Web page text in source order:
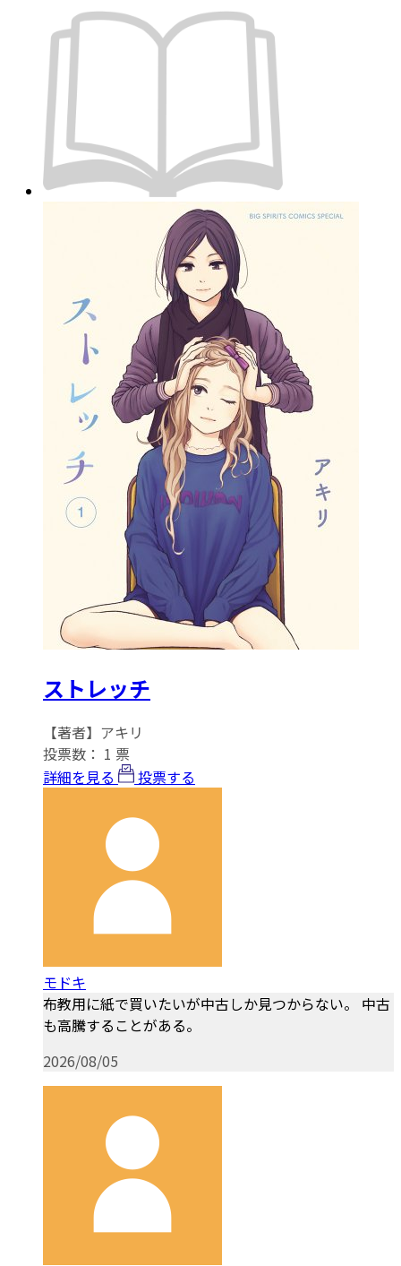
ストレッチ
【著者】アキリ
投票数： 1 票
詳細を見る
投票する
モドキ
布教用に紙で買いたいが中古しか見つからない。 中古
も高騰することがある。
2026/08/05